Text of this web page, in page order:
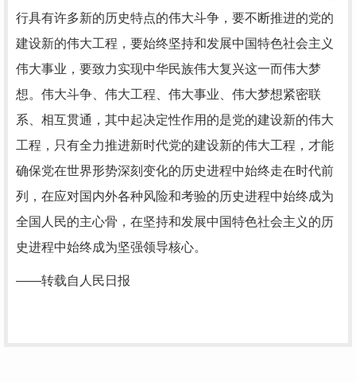
行具有许多新的历史特点的伟大斗争，要不断推进的党的
建设新的伟大工程，要始终坚持和发展中国特色社会主义
伟大事业，要致力实现中华民族伟大复兴这一而伟大梦
想。伟大斗争、伟大工程、伟大事业、伟大梦想紧密联
系、相互贯通，其中起决定性作用的是党的建设新的伟大
工程，只有全力推进新时代党的建设新的伟大工程，才能
确保党在世界形势深刻变化的历史进程中始终走在时代前
列，在应对国内外各种风险和考验的历史进程中始终成为
全国人民的主心骨，在坚持和发展中国特色社会主义的历
史进程中始终成为坚强领导核心。
——转载自人民日报